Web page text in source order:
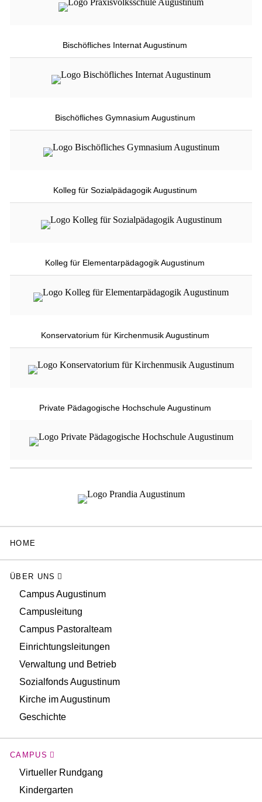
Bischöfliches Internat Augustinum
Bischöfliches Gymnasium Augustinum
Kolleg für Sozialpädagogik Augustinum
Kolleg für Elementarpädagogik Augustinum
Konservatorium für Kirchenmusik Augustinum
Private Pädagogische Hochschule Augustinum
HOME
ÜBER UNS
Campus Augustinum
Campusleitung
Campus Pastoralteam
Einrichtungsleitungen
Verwaltung und Betrieb
Sozialfonds Augustinum
Kirche im Augustinum
Geschichte
CAMPUS
Virtueller Rundgang
Kindergarten